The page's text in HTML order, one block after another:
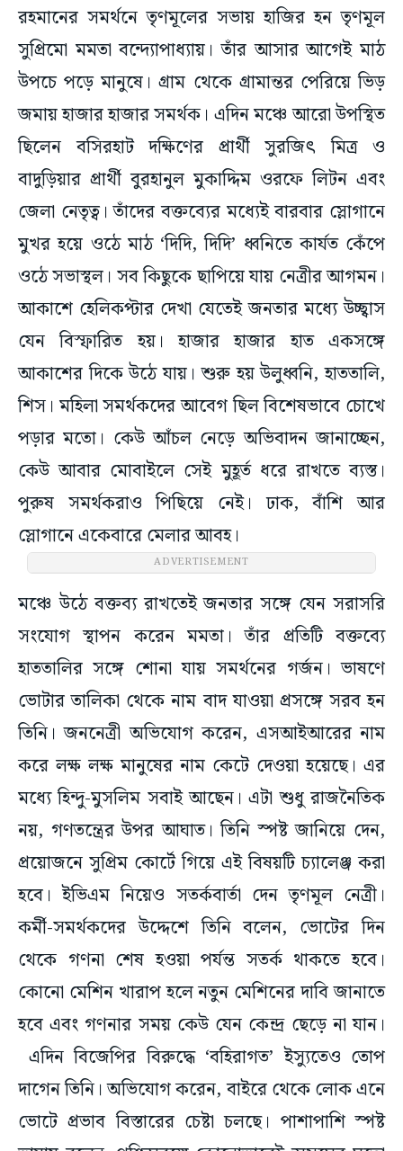
রহমানের সমর্থনে তৃণমূলের সভায় হাজির হন তৃণমূল
সুপ্রিমো মমতা বন্দ্যোপাধ্যায়। তাঁর আসার আগেই মাঠ
উপচে পড়ে মানুষে। গ্রাম থেকে গ্রামান্তর পেরিয়ে ভিড়
জমায় হাজার হাজার সমর্থক। এদিন মঞ্চে আরো উপস্থিত
ছিলেন বসিরহাট দক্ষিণের প্রার্থী সুরজিৎ মিত্র ও
বাদুড়িয়ার প্রার্থী বুরহানুল মুকাদ্দিম ওরফে লিটন এবং
জেলা নেতৃত্ব। তাঁদের বক্তব্যের মধ্যেই বারবার স্লোগানে
মুখর হয়ে ওঠে মাঠ ‘দিদি, দিদি’ ধ্বনিতে কার্যত কেঁপে
ওঠে সভাস্থল। সব কিছুকে ছাপিয়ে যায় নেত্রীর আগমন।
আকাশে হেলিকপ্টার দেখা যেতেই জনতার মধ্যে উচ্ছ্বাস
যেন বিস্ফারিত হয়। হাজার হাজার হাত একসঙ্গে
আকাশের দিকে উঠে যায়। শুরু হয় উলুধ্বনি, হাততালি,
শিস। মহিলা সমর্থকদের আবেগ ছিল বিশেষভাবে চোখে
পড়ার মতো। কেউ আঁচল নেড়ে অভিবাদন জানাচ্ছেন,
কেউ আবার মোবাইলে সেই মুহূর্ত ধরে রাখতে ব্যস্ত।
পুরুষ সমর্থকরাও পিছিয়ে নেই। ঢাক, বাঁশি আর
স্লোগানে একেবারে মেলার আবহ।
ADVERTISEMENT
মঞ্চে উঠে বক্তব্য রাখতেই জনতার সঙ্গে যেন সরাসরি
সংযোগ স্থাপন করেন মমতা। তাঁর প্রতিটি বক্তব্যে
হাততালির সঙ্গে শোনা যায় সমর্থনের গর্জন। ভাষণে
ভোটার তালিকা থেকে নাম বাদ যাওয়া প্রসঙ্গে সরব হন
তিনি। জননেত্রী অভিযোগ করেন, এসআইআরের নাম
করে লক্ষ লক্ষ মানুষের নাম কেটে দেওয়া হয়েছে। এর
মধ্যে হিন্দু-মুসলিম সবাই আছেন। এটা শুধু রাজনৈতিক
নয়, গণতন্ত্রের উপর আঘাত। তিনি স্পষ্ট জানিয়ে দেন,
প্রয়োজনে সুপ্রিম কোর্টে গিয়ে এই বিষয়টি চ্যালেঞ্জ করা
হবে। ইভিএম নিয়েও সতর্কবার্তা দেন তৃণমূল নেত্রী।
কর্মী-সমর্থকদের উদ্দেশে তিনি বলেন, ভোটের দিন
থেকে গণনা শেষ হওয়া পর্যন্ত সতর্ক থাকতে হবে।
কোনো মেশিন খারাপ হলে নতুন মেশিনের দাবি জানাতে
হবে এবং গণনার সময় কেউ যেন কেন্দ্র ছেড়ে না যান।
এদিন বিজেপির বিরুদ্ধে ‘বহিরাগত’ ইস্যুতেও তোপ
দাগেন তিনি। অভিযোগ করেন, বাইরে থেকে লোক এনে
ভোটে প্রভাব বিস্তারের চেষ্টা চলছে। পাশাপাশি স্পষ্ট